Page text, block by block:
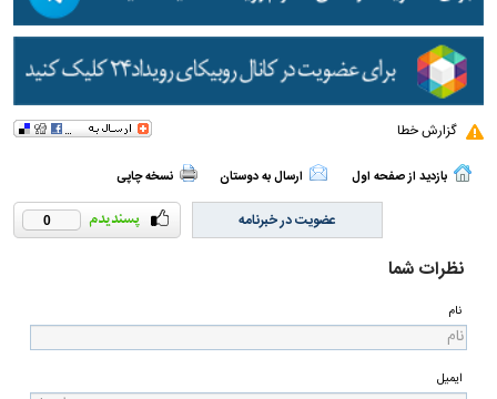
گزارش خطا
بازدید از صفحه اول ارسال به دوستان نسخه چاپی
0 عضویت در خبرنامه
نظرات شما
نام
ایمیل